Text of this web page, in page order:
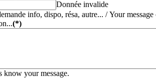
Donnée invalide
info, dispo, résa, autre... / Your message
(*)
know your message.